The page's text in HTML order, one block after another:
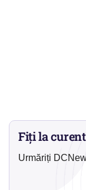
Fiți la
Urmăriți